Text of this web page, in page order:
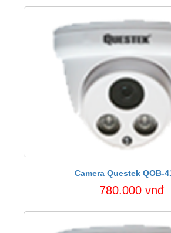
Camera Questek QOB-
780.000 vnđ